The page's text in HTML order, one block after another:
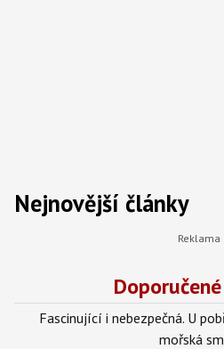
Nejnovější články
Fascinující i nebezpečná. U
mořská